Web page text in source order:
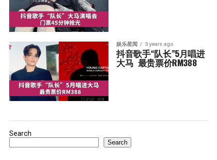
娱乐星闻 3 years ago
抖音歌手“队长”5月唱进
大马  最贵票价RM388
Search
Search